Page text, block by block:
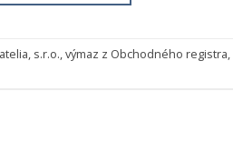
, s.r.o.,výmaz z Obchodného registra,